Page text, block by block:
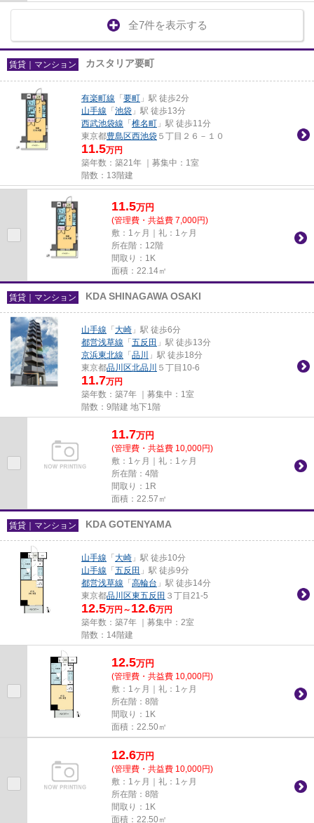
全7件を表示する
賃貸｜マンション カスタリア要町
有楽町線 「 要町 」駅 徒歩2分
山手線 「 池袋 」駅 徒歩13分
西武池袋線 「 椎名町 」駅 徒歩11分
東京都豊島区西池袋 ５丁目２６－１０
11.5万円
築年数：築21年 ｜募集中： 1室
階数：13階建
11.5万円
(管理費・共益費 7,000円)
敷：1ヶ月｜礼：1ヶ月
所在階：12階
間取り：1K
面積：22.14㎡
賃貸｜マンション KDA SHINAGAWA OSAKI
山手線 「 大崎 」駅 徒歩6分
都営浅草線 「 五反田 」駅 徒歩13分
京浜東北線 「 品川
」駅 徒歩18分
東京都品川区北品川 ５丁目10-6
11.7万円
築年数：築7年 ｜募集中： 1室
階数：9階建 地下1階
11.7万円
(管理費・共益費 10,000円)
敷：1ヶ月｜礼：1ヶ月
所在階：4階
間取り：1R
面積：22.57㎡
賃貸｜マンション KDA GOTENYAMA
山手線 「 大崎 」駅 徒歩10分
山手線 「 五反田 」駅 徒歩9分
都営浅草線 「 高輪台 」駅 徒歩14分
東京都品川区東五反田 ３丁目21-5
12.5万円～ 12.6万円
築年数：築7年 ｜募集中： 2室
階数：14階建
12.5万円
(管理費・共益費 10,000円)
敷：1ヶ月｜礼：1ヶ月
所在階：8階
間取り：1K
面積：22.50㎡
12.6万円
(管理費・共益費 10,000円)
敷：1ヶ月｜礼：1ヶ月
所在階：8階
間取り：1K
面積：22.50㎡